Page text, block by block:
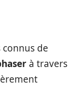
de
à travers